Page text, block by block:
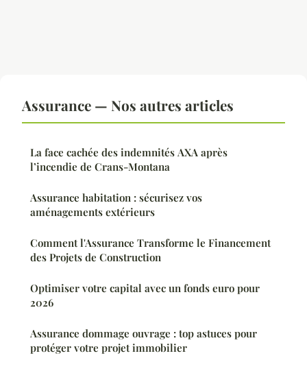
Assurance — Nos autres articles
La face cachée des indemnités AXA après
l’incendie de Crans-Montana
Assurance habitation : sécurisez vos
aménagements extérieurs
Comment l'Assurance Transforme le Financement
des Projets de Construction
Optimiser votre capital avec un fonds euro pour
2026
Assurance dommage ouvrage : top astuces pour
protéger votre projet immobilier